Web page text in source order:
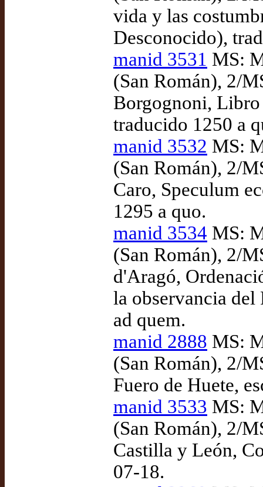
vida y las
Desconocido),
manid 3531 MS:
(San Román), 2/
Borgognoni, Libro
traducido 1250 a
manid 3532 MS:
(San Román), 2/
Caro, Speculum
1295 a quo.
manid 3534 MS:
(San Román), 2/
d'Aragó,
la observancia
ad quem.
manid 2888 MS:
(San Román), 2/
Fuero de Huete,
manid 3533 MS:
(San Román), 2/
Castilla y León,
07-18.